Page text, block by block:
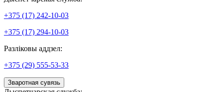
+375 (17) 242-10-03
+375 (17) 294-10-03
Разліковы аддзел:
+375 (29) 555-53-33
Зваротная сувязь